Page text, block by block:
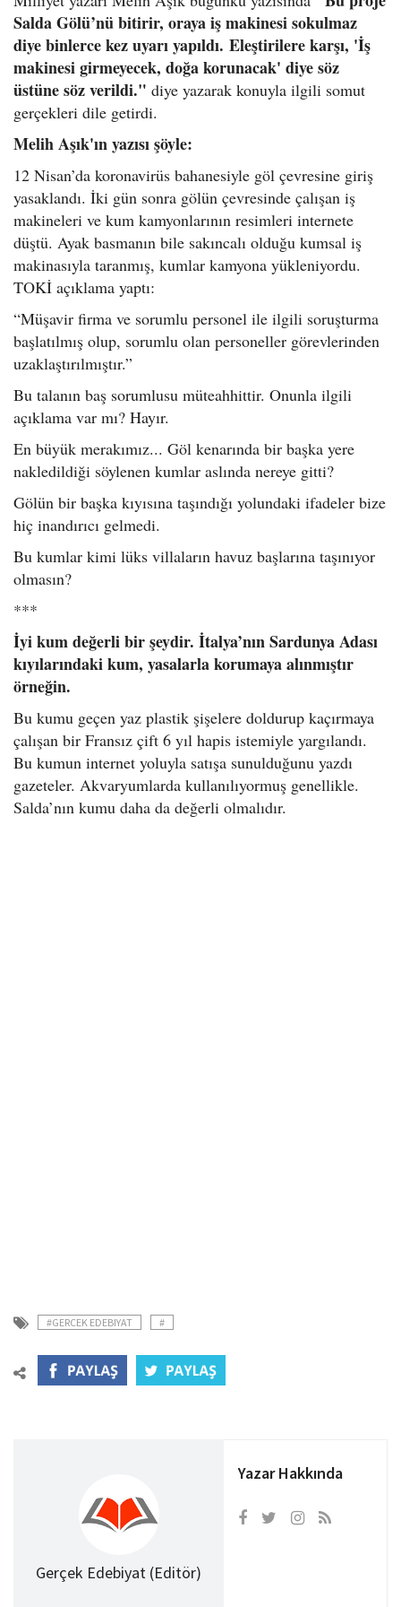
Salda Gölü’nü bitirir, oraya iş makinesi sokulmaz
diye binlerce kez uyarı yapıldı. Eleştirilere karşı, 'İş
makinesi girmeyecek, doğa korunacak' diye söz
üstüne söz verildi." diye yazarak konuyla ilgili somut
gerçekleri dile getirdi.
Melih Aşık'ın yazısı şöyle:
12 Nisan’da koronavirüs bahanesiyle göl çevresine giriş
yasaklandı. İki gün sonra gölün çevresinde çalışan iş
makineleri ve kum kamyonlarının resimleri internete
düştü. Ayak basmanın bile sakıncalı olduğu kumsal iş
makinasıyla taranmış, kumlar kamyona yükleniyordu.
TOKİ açıklama yaptı:
“Müşavir firma ve sorumlu personel ile ilgili soruşturma
başlatılmış olup, sorumlu olan personeller görevlerinden
uzaklaştırılmıştır.”
Bu talanın baş sorumlusu müteahhittir. Onunla ilgili
açıklama var mı? Hayır.
En büyük merakımız... Göl kenarında bir başka yere
nakledildiği söylenen kumlar aslında nereye gitti?
Gölün bir başka kıyısına taşındığı yolundaki ifadeler bize
hiç inandırıcı gelmedi.
Bu kumlar kimi lüks villaların havuz başlarına taşınıyor
olmasın?
***
İyi kum değerli bir şeydir. İtalya’nın Sardunya Adası
kıyılarındaki kum, yasalarla korumaya alınmıştır
örneğin.
Bu kumu geçen yaz plastik şişelere doldurup kaçırmaya
çalışan bir Fransız çift 6 yıl hapis istemiyle yargılandı.
Bu kumun internet yoluyla satışa sunulduğunu yazdı
gazeteler. Akvaryumlarda kullanılıyormuş genellikle.
Salda’nın kumu daha da değerli olmalıdır.
#GERCEK EDEBIYAT #
Gerçek Edebiyat (Editör)
Yazar Hakkında